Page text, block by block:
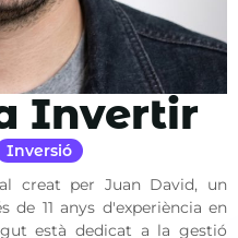
Invertir
Inversió
creat per Juan David, un
11 anys d'experiència en
està dedicat a la gestió